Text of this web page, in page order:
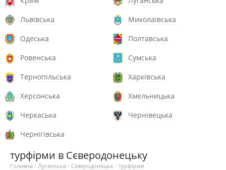
Львівська
Миколаївська
Одеська
Полтавська
Ровенська
Сумська
Тернопільська
Харківська
Херсонська
Хмельницька
Черкаська
Чернівецька
Чернігівська
турфірми в Сєверодонецьку
Головна / Луганська / Сєверодонецьк / турфірми